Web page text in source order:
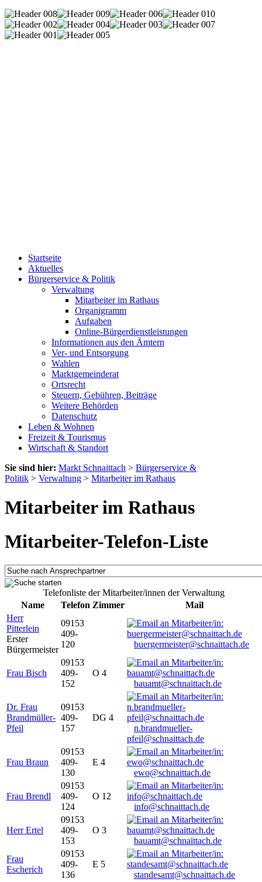
Startseite
Aktuelles
Bürgerservice & Politik
Verwaltung
Mitarbeiter im Rathaus
Organigramm
Aufgaben
Online-Bürgerdienstleistungen
Informationen aus den Ämtern
Ver- und Entsorgung
Wahlen
Marktgemeinderat
Ortsrecht
Steuern, Gebühren, Beiträge
Weitere Behörden
Datenschutz
Leben & Wohnen
Freizeit & Tourismus
Wirtschaft & Standort
Sie sind hier: Markt Schnaittach > Bürgerservice &
Politik > Verwaltung > Mitarbeiter im Rathaus
Mitarbeiter im Rathaus
Mitarbeiter-Telefon-Liste
Telefonliste der Mitarbeiter/innen der Verwaltung
Name
Telefon Zimmer
Mail
Herr
Pitterlein
Erster
Bürgermeister
09153
409-
120
buergermeister@schnaittach.de
Frau Bisch
09153
409-
152
O 4
bauamt@schnaittach.de
Dr. Frau
Brandmüller-
Pfeil
09153
409-
157
DG 4
n.brandmueller-
pfeil@schnaittach.de
Frau Braun
09153
409-
130
E 4
ewo@schnaittach.de
Frau Brendl
09153
409-
124
O 12
info@schnaittach.de
Herr Ertel
09153
409-
153
O 3
bauamt@schnaittach.de
Frau
Escherich
09153
409-
136
E 5
standesamt@schnaittach.de